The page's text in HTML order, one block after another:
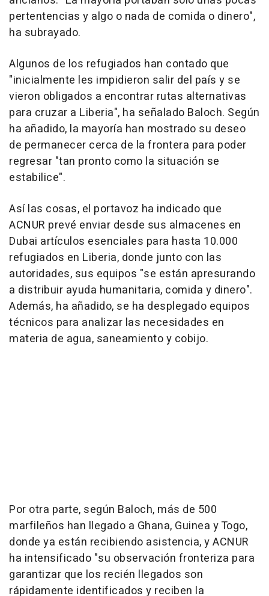
pertentencias y algo o nada de comida o dinero",
ha subrayado.
Algunos de los refugiados han contado que
"inicialmente les impidieron salir del país y se
vieron obligados a encontrar rutas alternativas
para cruzar a Liberia", ha señalado Baloch. Según
ha añadido, la mayoría han mostrado su deseo
de permanecer cerca de la frontera para poder
regresar "tan pronto como la situación se
estabilice".
Así las cosas, el portavoz ha indicado que
ACNUR prevé enviar desde sus almacenes en
Dubai artículos esenciales para hasta 10.000
refugiados en Liberia, donde junto con las
autoridades, sus equipos "se están apresurando
a distribuir ayuda humanitaria, comida y dinero".
Además, ha añadido, se ha desplegado equipos
técnicos para analizar las necesidades en
materia de agua, saneamiento y cobijo.
Por otra parte, según Baloch, más de 500
marfileños han llegado a Ghana, Guinea y Togo,
donde ya están recibiendo asistencia, y ACNUR
ha intensificado "su observación fronteriza para
garantizar que los recién llegados son
rápidamente identificados y reciben la